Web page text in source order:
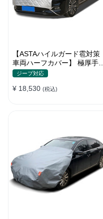
【ASTAハイルガード雹対策
車両ハーフカバー】 極厚手
防雹 雹害 凍結防止 防雪防風
ー
ジープ対応
¥ 18,530 (税込)